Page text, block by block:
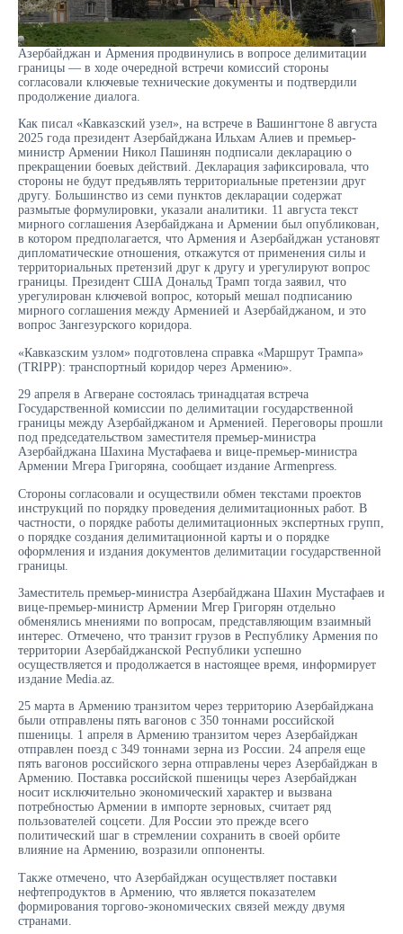
Азербайджан и Армения продвинулись в вопросе делимитации
границы — в ходе очередной встречи комиссий стороны
согласовали ключевые технические документы и подтвердили
продолжение диалога.
Как писал «Кавказский узел», на встрече в Вашингтоне 8 августа
2025 года президент Азербайджана Ильхам Алиев и премьер-
министр Армении Никол Пашинян подписали декларацию о
прекращении боевых действий. Декларация зафиксировала, что
стороны не будут предъявлять территориальные претензии друг
другу. Большинство из семи пунктов декларации содержат
размытые формулировки, указали аналитики. 11 августа текст
мирного соглашения Азербайджана и Армении был опубликован,
в котором предполагается, что Армения и Азербайджан установят
дипломатические отношения, откажутся от применения силы и
территориальных претензий друг к другу и урегулируют вопрос
границы. Президент США Дональд Трамп тогда заявил, что
урегулирован ключевой вопрос, который мешал подписанию
мирного соглашения между Арменией и Азербайджаном, и это
вопрос Зангезурского коридора.
«Кавказским узлом» подготовлена справка «Маршрут Трампа»
(TRIPP): транспортный коридор через Армению».
29 апреля в Агверане состоялась тринадцатая встреча
Государственной комиссии по делимитации государственной
границы между Азербайджаном и Арменией. Переговоры прошли
под председательством заместителя премьер-министра
Азербайджана Шахина Мустафаева и вице-премьер-министра
Армении Мгера Григоряна, сообщает издание Armenpress.
Стороны согласовали и осуществили обмен текстами проектов
инструкций по порядку проведения делимитационных работ. В
частности, о порядке работы делимитационных экспертных групп,
о порядке создания делимитационной карты и о порядке
оформления и издания документов делимитации государственной
границы.
Заместитель премьер-министра Азербайджана Шахин Мустафаев и
вице-премьер-министр Армении Мгер Григорян отдельно
обменялись мнениями по вопросам, представляющим взаимный
интерес. Отмечено, что транзит грузов в Республику Армения по
территории Азербайджанской Республики успешно
осуществляется и продолжается в настоящее время, информирует
издание Media.az.
25 марта в Армению транзитом через территорию Азербайджана
были отправлены пять вагонов с 350 тоннами российской
пшеницы. 1 апреля в Армению транзитом через Азербайджан
отправлен поезд с 349 тоннами зерна из России. 24 апреля еще
пять вагонов российского зерна отправлены через Азербайджан в
Армению. Поставка российской пшеницы через Азербайджан
носит исключительно экономический характер и вызвана
потребностью Армении в импорте зерновых, считает ряд
пользователей соцсети. Для России это прежде всего
политический шаг в стремлении сохранить в своей орбите
влияние на Армению, возразили оппоненты.
Также отмечено, что Азербайджан осуществляет поставки
нефтепродуктов в Армению, что является показателем
формирования торгово-экономических связей между двумя
странами.